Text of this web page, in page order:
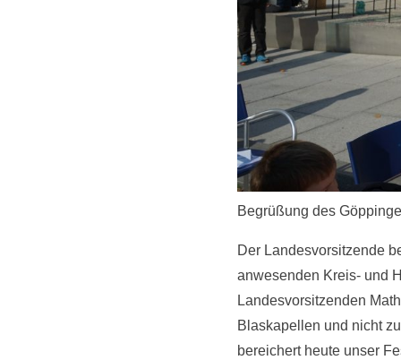
Begrüßung des
Der Landesvorsitzende
anwesenden Kreis- und
Landesvorsitzenden
Blaskapellen und nicht
bereichert heute unser